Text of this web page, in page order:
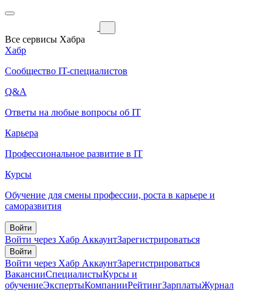
Все сервисы Хабра
Хабр
Сообщество IT-специалистов
Q&A
Ответы на любые вопросы об IT
Карьера
Профессиональное развитие в IT
Курсы
Обучение для смены профессии, роста в карьере и
саморазвития
Войти
Войти через Хабр АккаунтЗарегистрироваться
Войти
Войти через Хабр АккаунтЗарегистрироваться
ВакансииСпециалистыКурсы и
обучениеЭкспертыКомпанииРейтингЗарплатыЖурнал